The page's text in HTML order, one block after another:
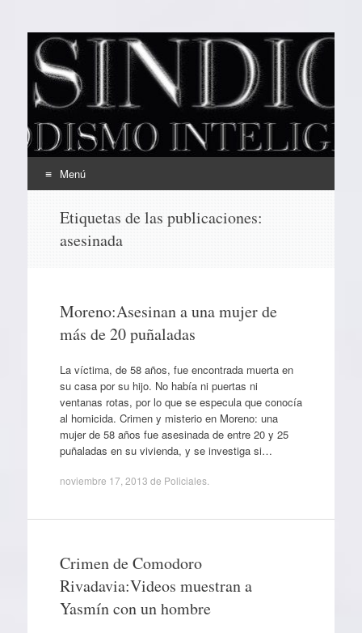
EL SINDICAL
Periodismo Inteligente
Menú
contenido
Etiquetas de las publicaciones:
asesinada
Moreno:Asesinan a una mujer de
más de 20 puñaladas
La víctima, de 58 años, fue encontrada muerta en
su casa por su hijo. No había ni puertas ni
ventanas rotas, por lo que se especula que conocía
al homicida. Crimen y misterio en Moreno: una
mujer de 58 años fue asesinada de entre 20 y 25
puñaladas en su vivienda, y se investiga si…
noviembre 17, 2013 de Policiales.
Crimen de Comodoro
Rivadavia:Videos muestran a
Yasmín con un hombre